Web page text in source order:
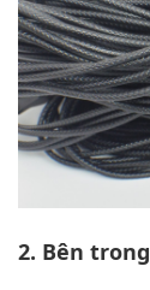
2. Bên trong